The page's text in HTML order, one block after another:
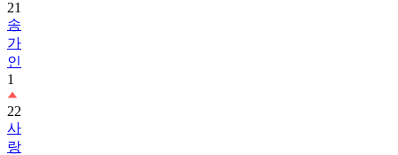
21
송
가
인
1
22
사
랑